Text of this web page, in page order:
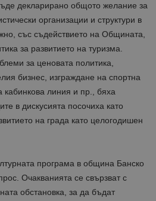
декларирано общото желание за
организации и структури в
със съдействието на Общината,
за развитието на туризма.
за ценовата политика,
бизнес, изграждане на спортна
кабинкова линия и пр., бяха
в дискусията посочиха като
на града като целогодишен
програма в община Банско
Очакванията се свързват с
обстановка, за да бъдат